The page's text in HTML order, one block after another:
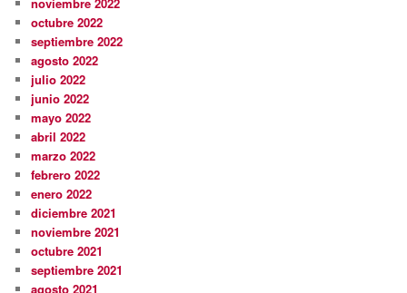
octubre 2022
septiembre 2022
agosto 2022
julio 2022
junio 2022
mayo 2022
abril 2022
marzo 2022
febrero 2022
enero 2022
diciembre 2021
noviembre 2021
octubre 2021
septiembre 2021
agosto 2021